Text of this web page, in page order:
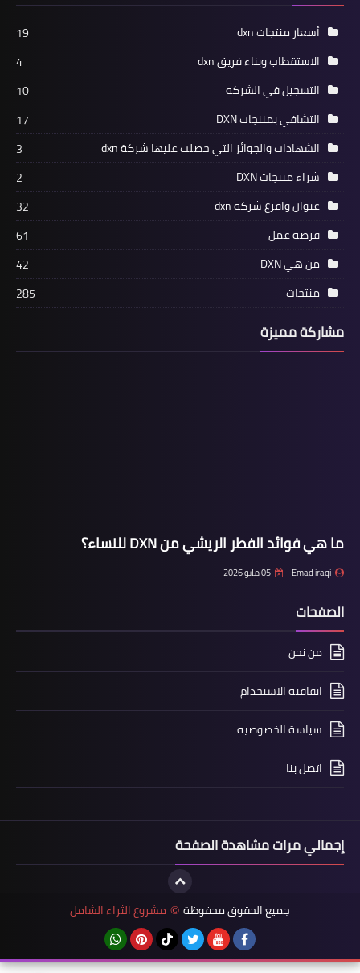
أسعار منتجات dxn
19
الاستقطاب وبناء فريق dxn
4
التسجيل في الشركه
10
التشافي بمننجات DXN
17
الشهادات والجوائز التي حصلت عليها شركة dxn
3
شراء منتجات DXN
2
عنوان وافرع شركة dxn
32
فرصة عمل
61
من هي DXN
42
منتجات
285
مشاركة مميزة
ما هي فوائد الفطر الريشي من DXN للنساء؟
Emad iraqi 05 مايو 2026
الصفحات
من نحن
اتفاقية الاستخدام
سياسة الخصوصيه
اتصل بنا
إجمالي مرات مشاهدة الصفحة
جميع الحقوق محفوظة © مشروع الثراء الشامل